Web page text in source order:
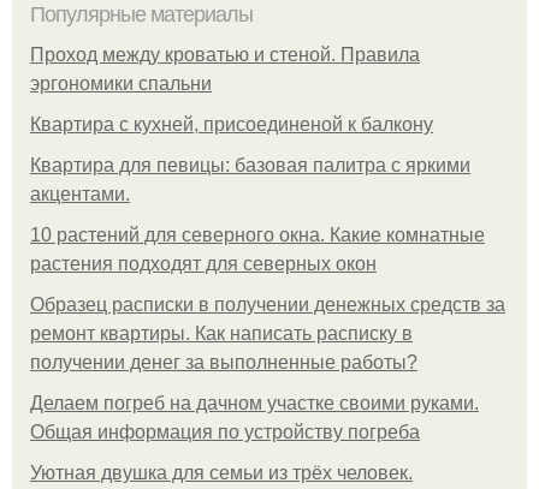
Популярные материалы
Проход между кроватью и стеной. Правила
эргономики спальни
Квартира с кухней, присоединеной к балкону
Квартира для певицы: базовая палитра с яркими
акцентами.
10 растений для северного окна. Какие комнатные
растения подходят для северных окон
Образец расписки в получении денежных средств за
ремонт квартиры. Как написать расписку в
получении денег за выполненные работы?
Делаем погреб на дачном участке своими руками.
Общая информация по устройству погреба
Уютная двушка для семьи из трёх человек.